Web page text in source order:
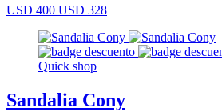
USD 400 USD 328
Quick shop
Sandalia Cony